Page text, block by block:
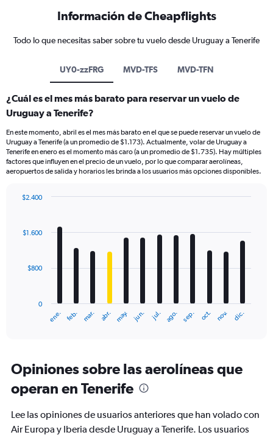
Información de Cheapflights
Todo lo que necesitas saber sobre tu vuelo desde Uruguay a Tenerife
UY0-zzFRG MVD-TFS MVD-TFN
¿Cuál es el mes más barato para reservar un vuelo de
Uruguay a Tenerife?
En este momento, abril es el mes más barato en el que se puede reservar un vuelo de
Uruguay a Tenerife (a un promedio de $1.173). Actualmente, volar de Uruguay a
Tenerife en enero es el momento más caro (a un promedio de $1.735). Hay múltiples
factores que influyen en el precio de un vuelo, por lo que comparar aerolíneas,
aeropuertos de salida y horarios les brinda a los usuarios más opciones disponibles.
with
12
The
Range:
12
categories.
The
chart
ene. feb. mar. abr. may. jun. jul. ago. sep. oct. nov. dic.
0
$800
$1.600
$2.400
Opiniones sobre las aerolíneas que
operan en Tenerife
Lee las opiniones de usuarios anteriores que han volado con
Air Europa y Iberia desde Uruguay a Tenerife. Los usuarios